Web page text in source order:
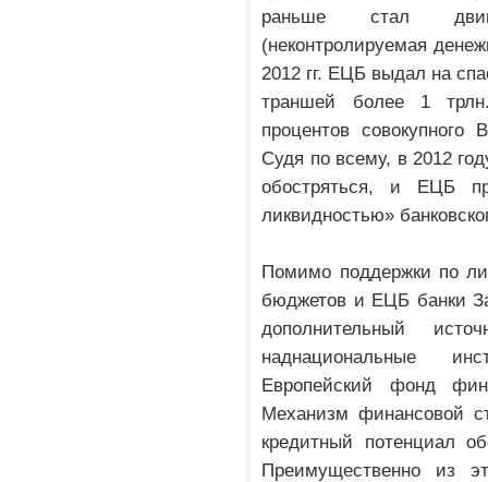
раньше стал
(неконтролируемая
2012 гг. ЕЦБ выдал на
траншей более 1
процентов
Судя по всему, в 2012
обостряться, и ЕЦБ
ликвидностью»
Помимо поддержки по
бюджетов и ЕЦБ банки
дополнительный
наднациональные
Европейский фонд
Механизм финансовой
кредитный потенциал
Преимущественно из